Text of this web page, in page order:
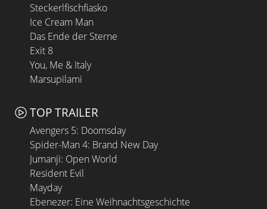
Steckerlfischfiasko
Ice Cream Man
Das Ende der Sterne
Exit 8
You, Me & Italy
Marsupilami
TOP TRAILER
Avengers 5: Doomsday
Spider-Man 4: Brand New Day
Jumanji: Open World
Resident Evil
Mayday
Ebenezer: Eine Weihnachtsgeschichte